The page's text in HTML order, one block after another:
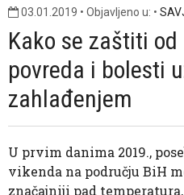
03.01.2019 • Objavljeno u: •
Kako se zaštiti
povreda i bolesti
zahlađenjem
U prvim danima 2019.,
vikenda na području BiH
značajniji pad